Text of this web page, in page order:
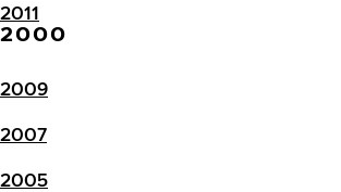
2011
2000
2009
2007
2005